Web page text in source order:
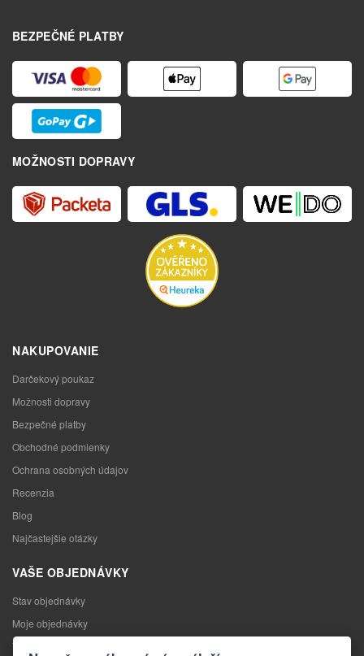
BEZPEČNÉ PLATBY
MOŽNOSTI DOPRAVY
NAKUPOVANIE
Darčekový poukaz
Možnosti dopravy
Bezpečné platby
Obchodné podmienky
Ochrana osobných údajov
Recenzia
Blog
Najčastejšie otázky
VAŠE OBJEDNÁVKY
Stav objednávky
Moje objednávky
Výmena tovaru